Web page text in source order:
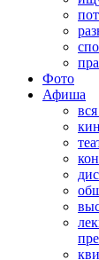
Фото
Афиша